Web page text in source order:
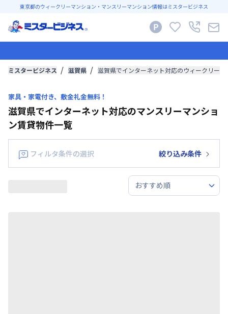
東京都のウィークリーマンション・マンスリーマンション情報はミスタービジネス
ミスタービジネス 滋賀県 滋賀県でインターネット対応のウィークリー
家具・家電付き、敷金礼金無料！
滋賀県でインターネット対応のマンスリーマンショ
ン賃貸物件一覧
フィルタ条件の選択 絞り込み条件